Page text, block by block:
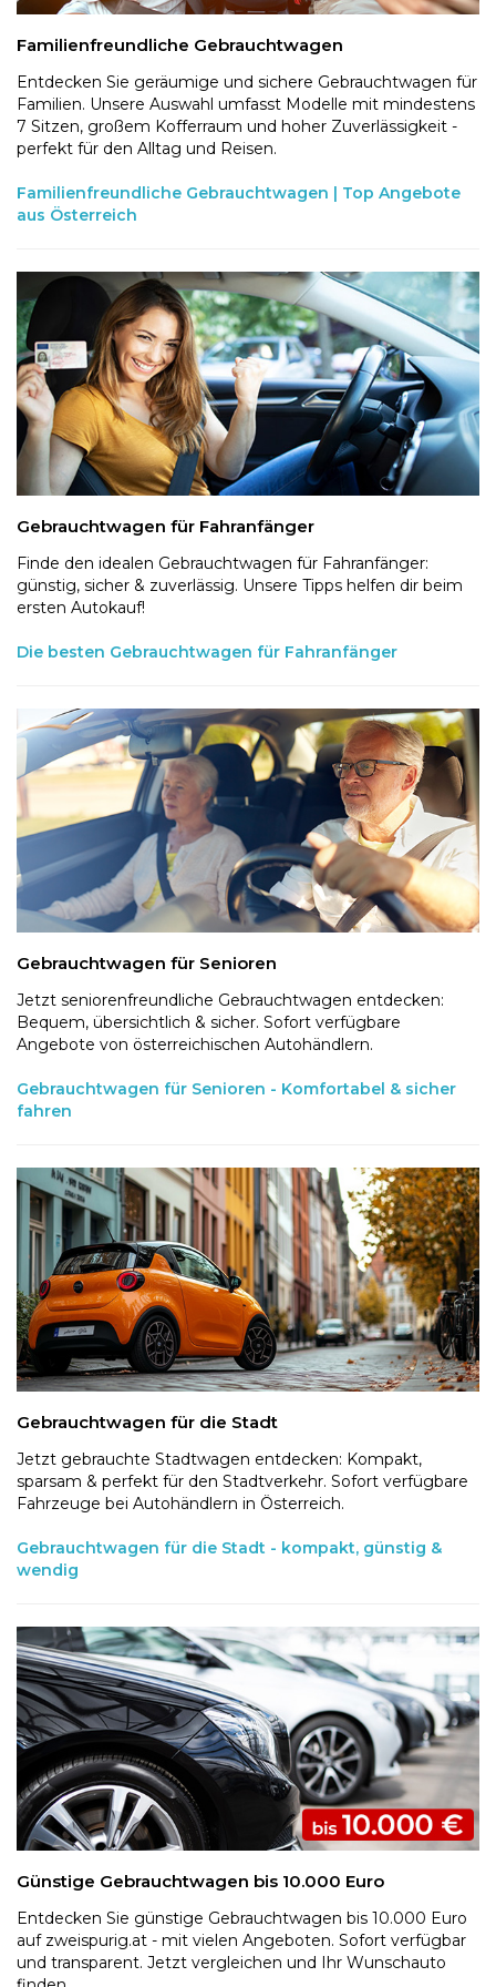
Familienfreundliche Gebrauchtwagen
Entdecken Sie geräumige und sichere Gebrauchtwagen für
Familien. Unsere Auswahl umfasst Modelle mit mindestens
7 Sitzen, großem Kofferraum und hoher Zuverlässigkeit -
perfekt für den Alltag und Reisen.
Familienfreundliche Gebrauchtwagen | Top Angebote
aus Österreich
Gebrauchtwagen für Fahranfänger
Finde den idealen Gebrauchtwagen für Fahranfänger:
günstig, sicher & zuverlässig. Unsere Tipps helfen dir beim
ersten Autokauf!
Die besten Gebrauchtwagen für Fahranfänger
Gebrauchtwagen für Senioren
Jetzt seniorenfreundliche Gebrauchtwagen entdecken:
Bequem, übersichtlich & sicher. Sofort verfügbare
Angebote von österreichischen Autohändlern.
Gebrauchtwagen für Senioren - Komfortabel & sicher
fahren
Gebrauchtwagen für die Stadt
Jetzt gebrauchte Stadtwagen entdecken: Kompakt,
sparsam & perfekt für den Stadtverkehr. Sofort verfügbare
Fahrzeuge bei Autohändlern in Österreich.
Gebrauchtwagen für die Stadt - kompakt, günstig &
wendig
Günstige Gebrauchtwagen bis 10.000 Euro
Entdecken Sie günstige Gebrauchtwagen bis 10.000 Euro
auf zweispurig.at - mit vielen Angeboten. Sofort verfügbar
und transparent. Jetzt vergleichen und Ihr Wunschauto